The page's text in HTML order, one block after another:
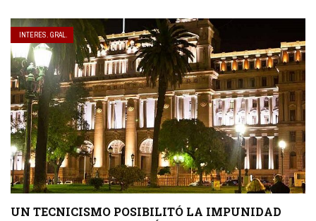
INTERES. GRAL.
UN TECNICISMO POSIBILITÓ LA IMPUNIDAD